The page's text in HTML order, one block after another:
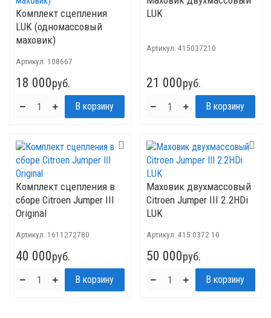
Комплект сцепления
LUK (одномассовый
маховик)
Артикул: 108667
18 000руб.
LUK
Артикул: 415037210
21 000руб.
Комплект сцепления в
сборе Citroen Jumper III
Original
Артикул: 1611272780
40 000руб.
Маховик двухмассовый
Citroen Jumper III 2.2HDi
LUK
Артикул: 415 0372 10
50 000руб.